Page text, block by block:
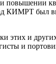
и повышении
КИМРТ был
этих и
и